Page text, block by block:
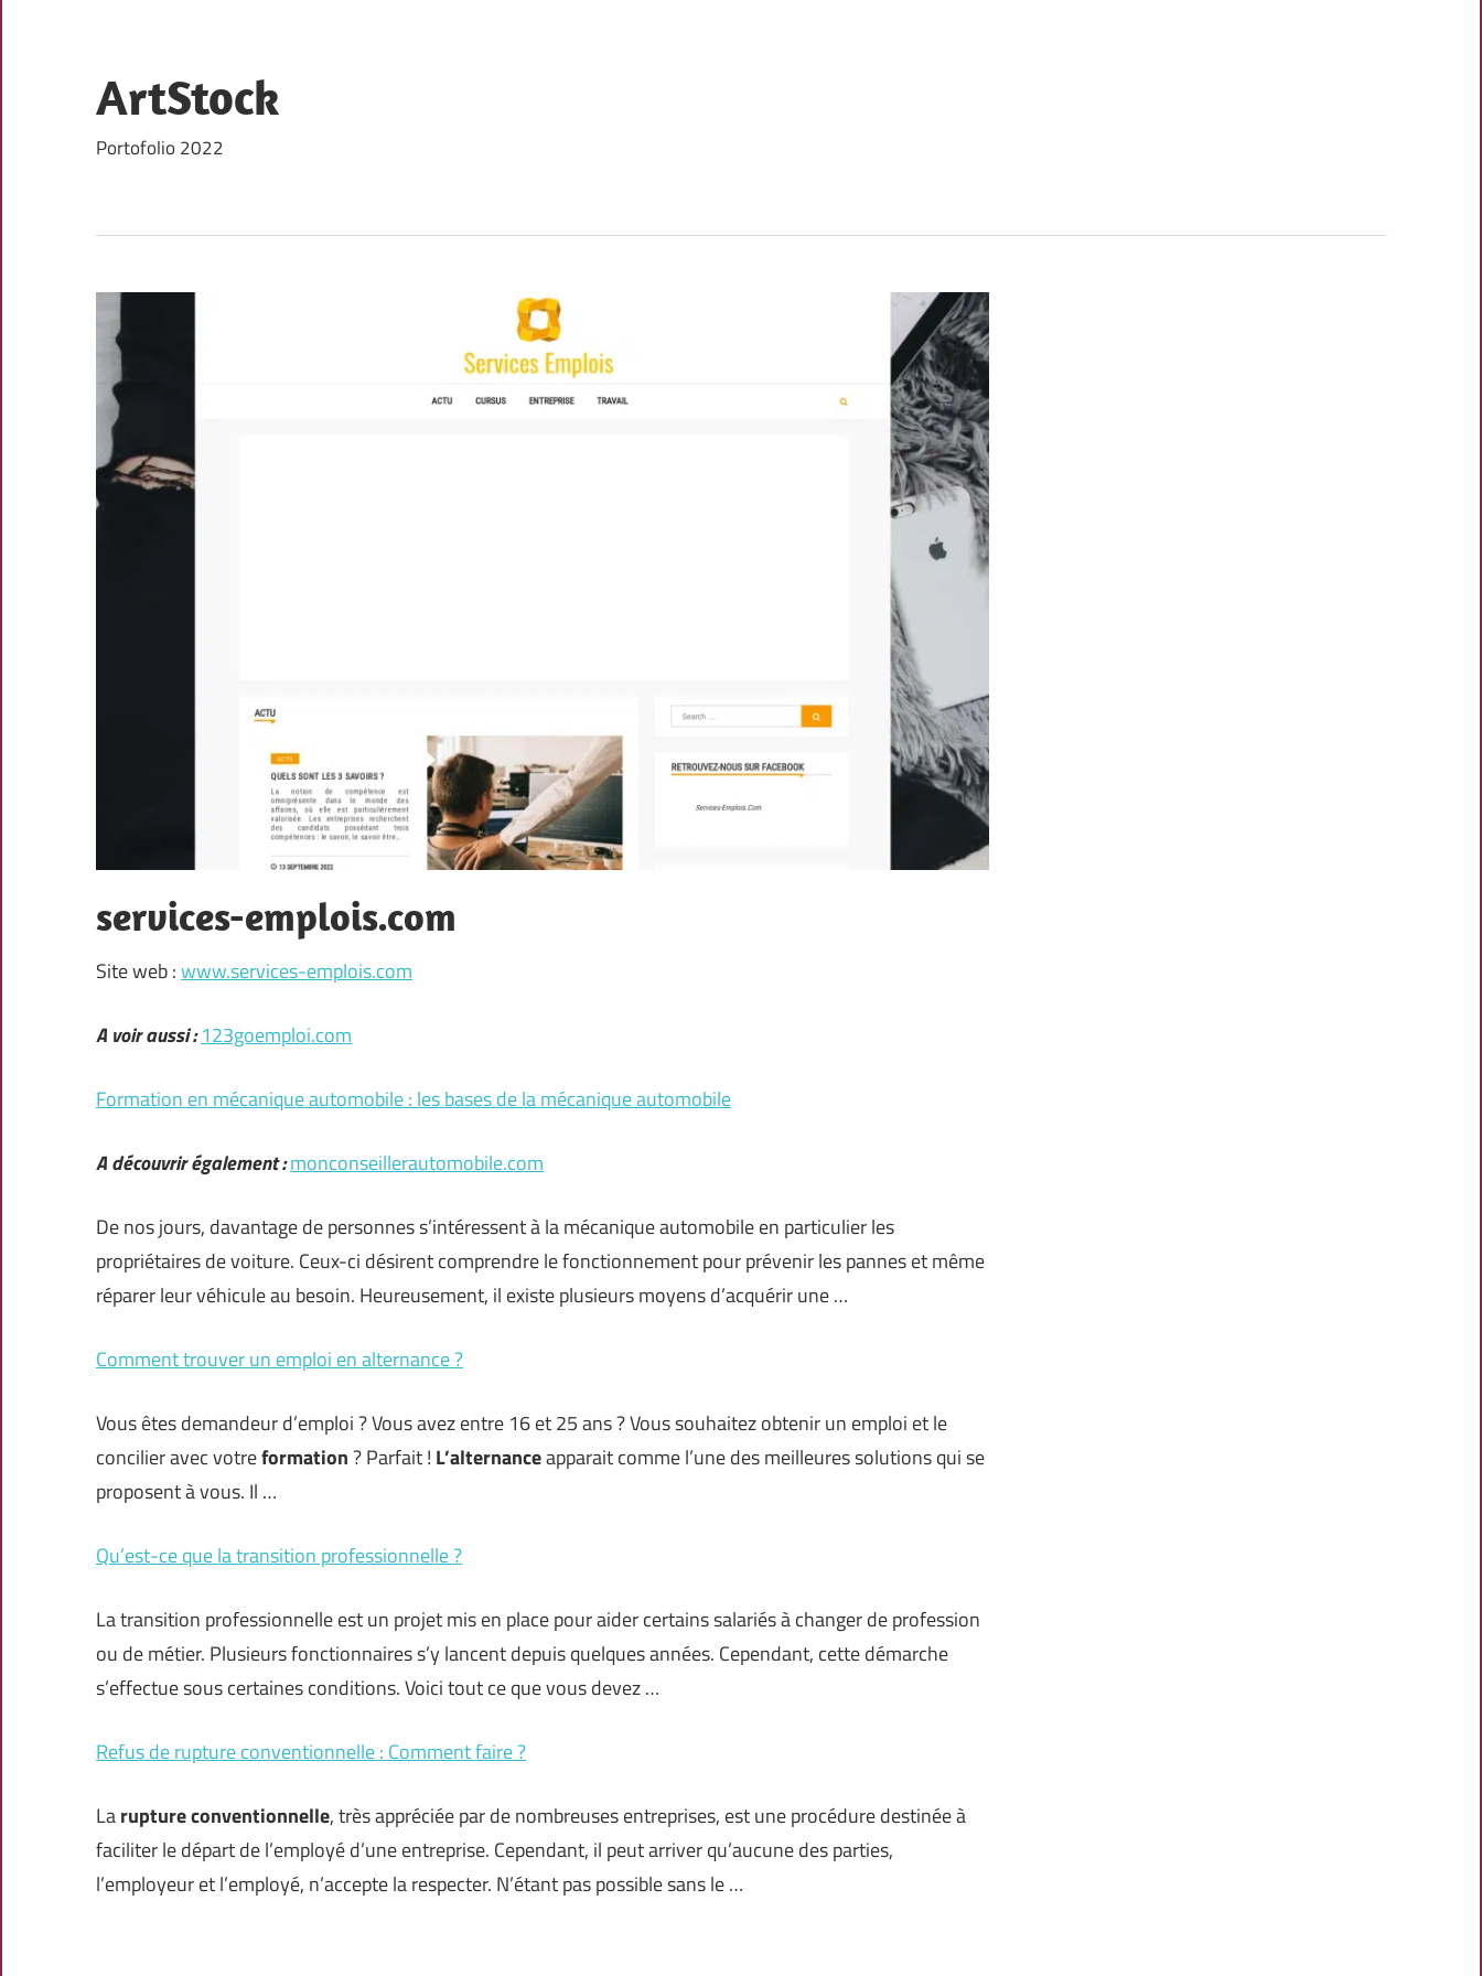
content
ArtStock
Portofolio 2022
services-emplois.com
Site web :www.services-emplois.com
A voir aussi : 123goemploi.com
Formation en mécanique automobile : les bases de la mécanique automobile
A découvrir également :monconseillerautomobile.com
De nos jours, davantage de personnes s’intéressent à la mécanique automobile en particulier les
propriétaires de voiture. Ceux-ci désirent comprendre le fonctionnement pour prévenir les pannes et même
réparer leur véhicule au besoin. Heureusement, il existe plusieurs moyens d’acquérir une …
Comment trouver un emploi en alternance ?
Vous êtes demandeur d’emploi ? Vous avez entre 16 et 25 ans ? Vous souhaitez obtenir un emploi et le
concilier avec votreformation? Parfait ! L’alternanceapparait comme l’une des meilleures solutions qui se
proposent à vous. Il …
Qu’est-ce que la transition professionnelle ?
La transition professionnelle est un projet mis en place pour aider certains salariés à changer de profession
ou de métier. Plusieurs fonctionnaires s’y lancent depuis quelques années. Cependant, cette démarche
s’effectue sous certaines conditions. Voici tout ce que vous devez …
Refus de rupture conventionnelle : Comment faire ?
Larupture conventionnelle, très appréciée par de nombreuses entreprises, est une procédure destinée à
faciliter le départ de l’employé d’une entreprise. Cependant, il peut arriver qu’aucune des parties,
l’employeur et l’employé, n’accepte la respecter. N’étant pas possible sans le …